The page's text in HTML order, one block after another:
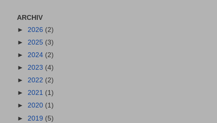
ARCHIV
► 2026 (2)
► 2025 (3)
► 2024 (2)
► 2023 (4)
► 2022 (2)
► 2021 (1)
► 2020 (1)
► 2019 (5)